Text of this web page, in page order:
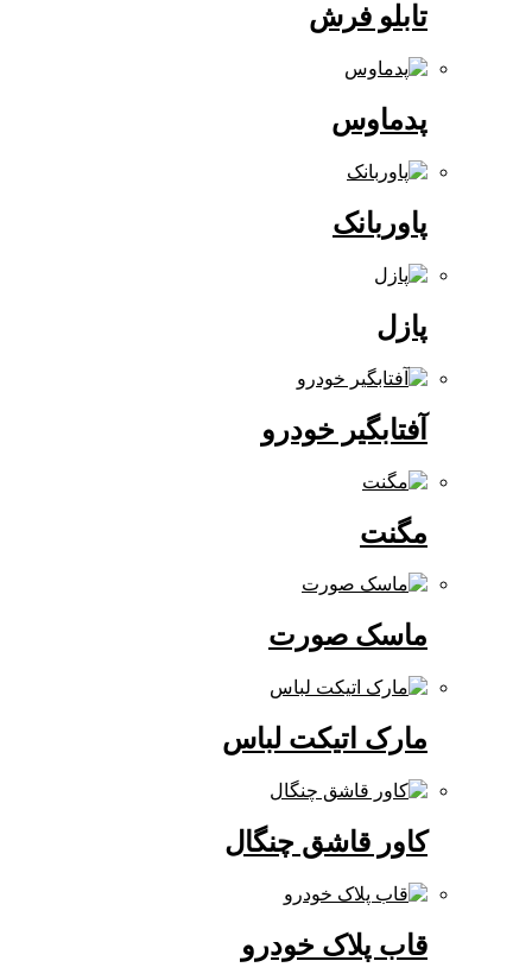
تابلو فرش
آفتابگیر خودرو
ماسک صورت
مارک اتیکت لباس
کاور قاشق چنگال
قاب پلاک خودرو